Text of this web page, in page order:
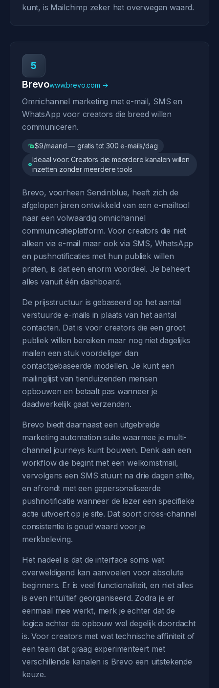
kunt, is Mailchimp zeker het overwegen waard.
5
Brevowww.brevo.com →
Omnichannel marketing met e-mail, SMS en
WhatsApp voor creators die breed willen
communiceren.
$9/maand — gratis tot 300 e-mails/dag
Ideaal voor: Creators die meerdere kanalen willen
inzetten zonder meerdere tools
Brevo, voorheen Sendinblue, heeft zich de
afgelopen jaren ontwikkeld van een e-mailtool
naar een volwaardig omnichannel
communicatieplatform. Voor creators die niet
alleen via e-mail maar ook via SMS, WhatsApp
en pushnotificaties met hun publiek willen
praten, is dat een enorm voordeel. Je beheert
alles vanuit één dashboard.
De prijsstructuur is gebaseerd op het aantal
verstuurde e-mails in plaats van het aantal
contacten. Dat is voor creators die een groot
publiek willen bereiken maar nog niet dagelijks
mailen een stuk voordeliger dan
contactgebaseerde modellen. Je kunt een
mailinglijst van tienduizenden mensen
opbouwen en betaalt pas wanneer je
daadwerkelijk gaat verzenden.
Brevo biedt daarnaast een uitgebreide
marketing automation suite waarmee je multi-
channel journeys kunt bouwen. Denk aan een
workflow die begint met een welkomstmail,
vervolgens een SMS stuurt na drie dagen stilte,
en afrondt met een gepersonaliseerde
pushnotificatie wanneer de lezer een specifieke
actie uitvoert op je site. Dat soort cross-channel
consistentie is goud waard voor je
merkbeleving.
Het nadeel is dat de interface soms wat
overweldigend kan aanvoelen voor absolute
beginners. Er is veel functionaliteit, en niet alles
is even intuïtief georganiseerd. Zodra je er
eenmaal mee werkt, merk je echter dat de
logica achter de opbouw wel degelijk doordacht
is. Voor creators met wat technische affiniteit of
een team dat graag experimenteert met
verschillende kanalen is Brevo een uitstekende
keuze.